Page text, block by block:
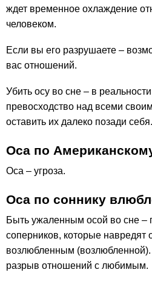
ждет временное охлаждение
человеком.
Если вы его разрушаете –
вас отношений.
Убить осу во сне – в
превосходство над всеми
оставить их далеко позади себя.
Оса по
Оса – угроза.
Оса по соннику
Быть ужаленным осой во сне –
соперников, которые навредят
возлюбленным (возлюбленной).
разрыв отношений с любимым.